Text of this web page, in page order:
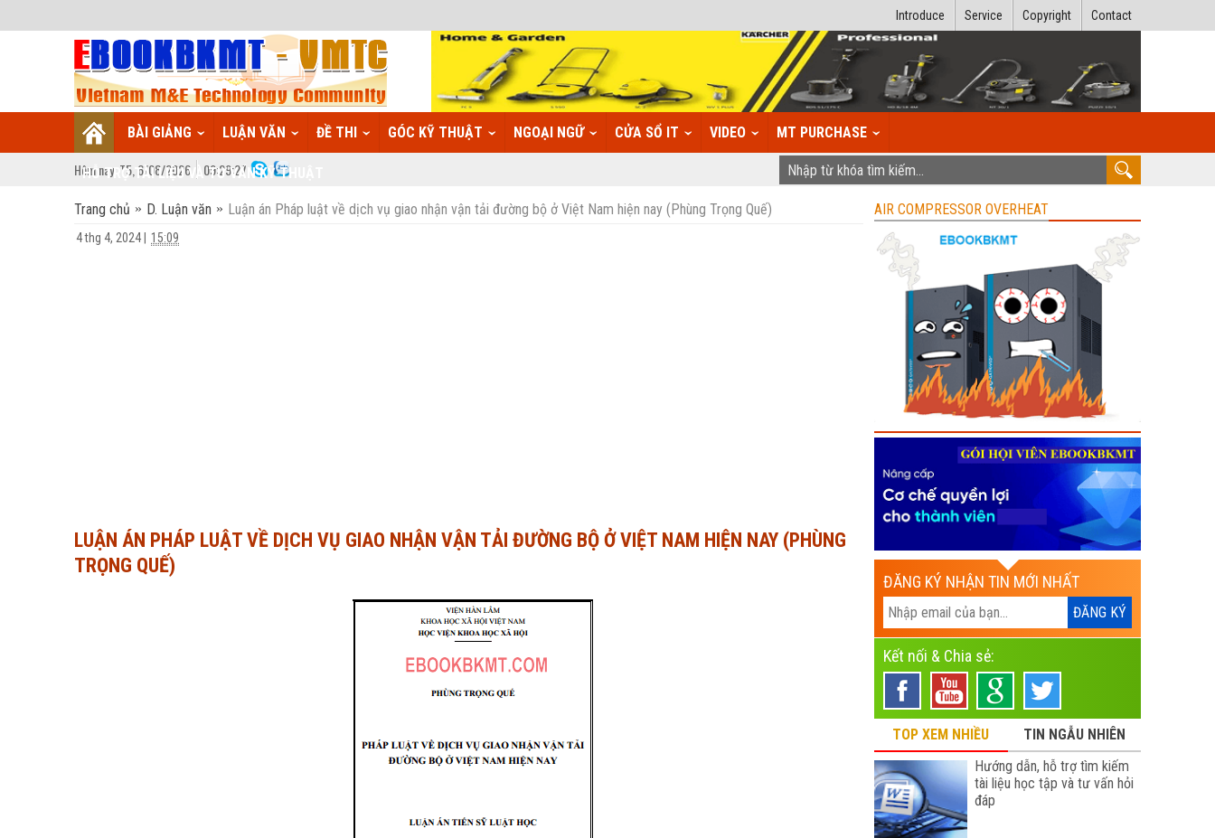
Contact
Copyright
Service
Introduce
BÀI GIẢNG LUẬN VĂN ĐỀ THI GÓC KỸ THUẬT NGOẠI NGỮ CỬA SỔ IT VIDEO MT PURCHASE
HỖ TRỢ TÀI LIỆU VÀ TƯ VẤN KỸ THUẬT
Hôm nay: T5, 6/08/2026 09:29:28
Trang chủ D. Luận văn Luận án Pháp luật về dịch vụ giao nhận vận tải đường bộ ở Việt Nam hiện nay (Phùng Trọng Quế)
4 thg 4, 2024 15:09
LUẬN ÁN PHÁP LUẬT VỀ DỊCH VỤ GIAO NHẬN VẬN TẢI ĐƯỜNG BỘ Ở VIỆT NAM HIỆN NAY (PHÙNG
TRỌNG QUẾ)
AIR COMPRESSOR OVERHEAT
ĐĂNG KÝ NHẬN TIN MỚI NHẤT
Kết nối & Chia sẻ:
TOP XEM NHIỀU
TIN NGẪU NHIÊN
Hướng dẫn, hỗ trợ tìm kiếm
tài liệu học tập và tư vấn hỏi
đáp